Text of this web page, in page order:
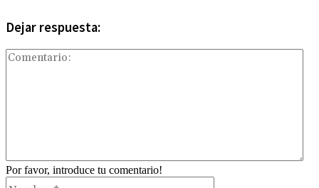
Dejar respuesta:
Por favor, introduce tu comentario!